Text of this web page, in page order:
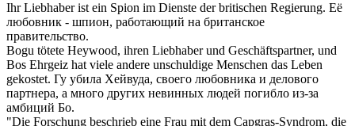
IhrLiebhaberist ein Spion im Dienste der britischen Regierung. Её
любовник - шпион, работающий на британское
правительство.
Bogu tötete Heywood, ihren Liebhaberund Geschäftspartner, und
Bos Ehrgeiz hat viele andere unschuldige Menschen das Leben
gekostet. Гу убила Хейвуда, своего любовника и делового
партнера, а много других невинных людей погибло из-за
амбиций Бо.
"Die Forschung beschrieb eine Frau mit dem Capgras-Syndrom, die